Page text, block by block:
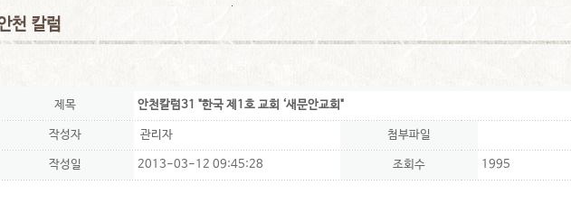
제목 안천칼럼31 "한국 제1호 교회 ‘새문안교회"
작성자 관리자 첨부파일
작성일 2013-03-12 09:45:28 조회수 1995